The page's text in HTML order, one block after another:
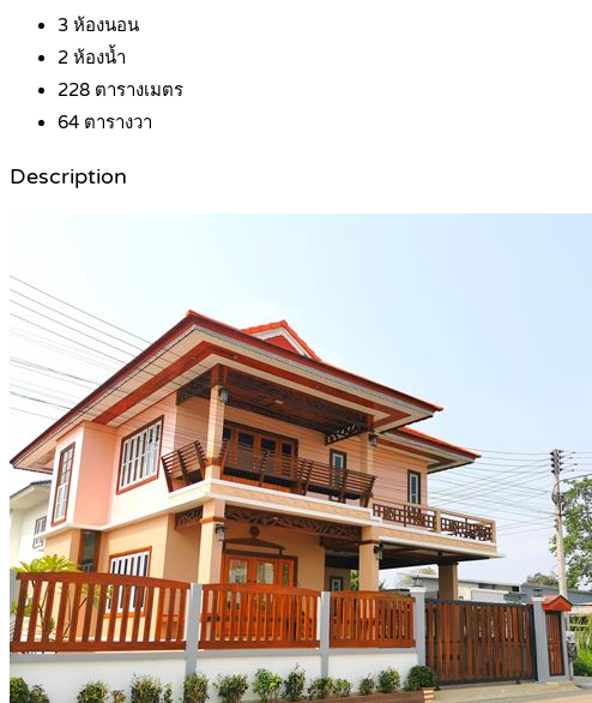
3 ห้องนอน
2 ห้องน้ำ
228 ตารางเมตร
64 ตารางวา
Description